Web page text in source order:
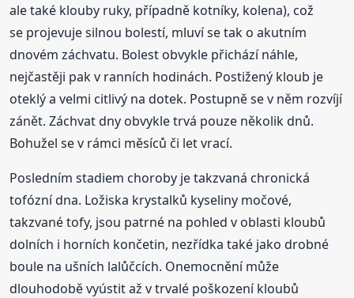
ale také klouby ruky, případně kotníky, kolena), což
se projevuje silnou bolestí, mluví se tak o akutním
dnovém záchvatu. Bolest obvykle přichází náhle,
nejčastěji pak v ranních hodinách. Postižený kloub je
oteklý a velmi citlivý na dotek. Postupně se v něm rozvíjí
zánět. Záchvat dny obvykle trvá pouze několik dnů.
Bohužel se v rámci měsíců či let vrací.
Posledním stadiem choroby je takzvaná chronická
tofózní dna. Ložiska krystalků kyseliny močové,
takzvané tofy, jsou patrné na pohled v oblasti kloubů
dolních i horních končetin, nezřídka také jako drobné
boule na ušních lalůčcích. Onemocnění může
dlouhodobě vyústit až v trvalé poškození kloubů